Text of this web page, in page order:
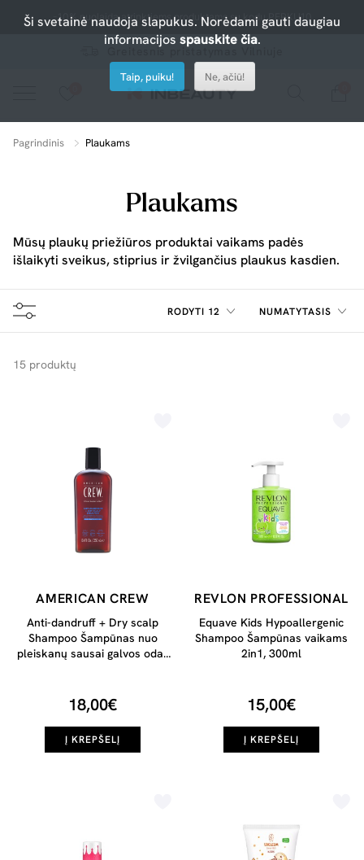
-10% nuolaida atrinktiems produktams su kodu PERKU10
Greitesnis pristatymas Vilniuje
Pagrindinis Plaukams
Plaukams
Mūsų plaukų priežiūros produktai vaikams padės
išlaikyti sveikus, stiprius ir žvilgančius plaukus kasdien.
RODYTI 12 NUMATYTASIS
15 produktų
AMERICAN CREW
Anti-dandruff + Dry scalp
Shampoo Šampūnas nuo
pleiskanų sausai galvos odai,
18,00€
Į KREPŠELĮ
REVLON PROFESSIONAL
Equave Kids Hypoallergenic
Shampoo Šampūnas vaikams
2in1, 300ml
15,00€
Į KREPŠELĮ
Ši svetainė naudoja slapukus. Norėdami gauti daugiau
informacijos spauskite čia.
Taip, puiku! Ne, ačiū!